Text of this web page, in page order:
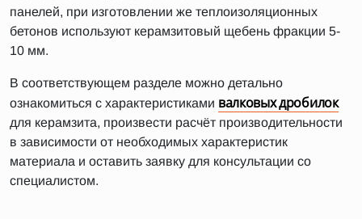
панелей, при изготовлении же теплоизоляционных
бетонов используют керамзитовый щебень фракции 5-
10 мм.
В соответствующем разделе можно детально
ознакомиться с характеристиками валковых дробилок
для керамзита, произвести расчёт производительности
в зависимости от необходимых характеристик
материала и оставить заявку для консультации со
специалистом.